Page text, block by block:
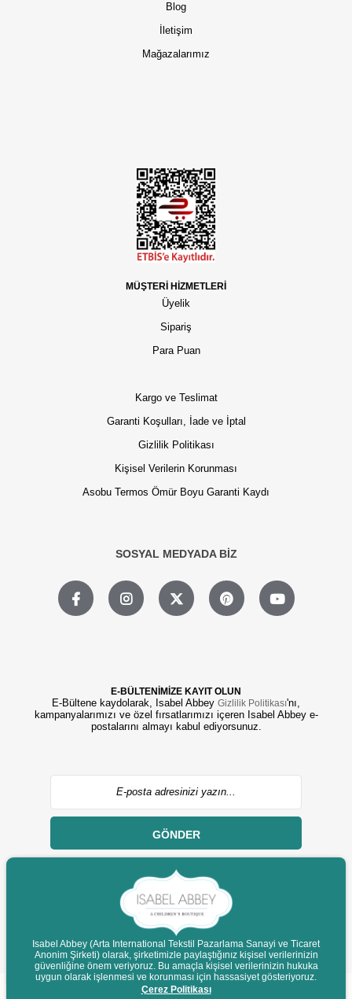
Blog
İletişim
Mağazalarımız
MÜŞTERİ HİZMETLERİ
Üyelik
Sipariş
Para Puan
Kargo ve Teslimat
Garanti Koşulları, İade ve İptal
Gizlilik Politikası
Kişisel Verilerin Korunması
Asobu Termos Ömür Boyu Garanti Kaydı
SOSYAL MEDYADA BİZ
E-BÜLTENİMİZE KAYIT OLUN
E-Bültene kaydolarak, Isabel Abbey Gizlilik Politikası'nı,
kampanyalarımızı ve özel fırsatlarımızı içeren Isabel Abbey e-
postalarını almayı kabul ediyorsunuz.
GÖNDER
© 2022 isabelabbey.com - Tüm Hakları Saklıdır.
Destek
Isabel Abbey (Arta International Tekstil Pazarlama Sanayi ve Ticaret
Anonim Şirketi) olarak, şirketimizle paylaştığınız kişisel verilerinizin
güvenliğine önem veriyoruz. Bu amaçla kişisel verilerinizin hukuka
uygun olarak işlenmesi ve korunması için hassasiyet gösteriyoruz.
Çerez Politikası